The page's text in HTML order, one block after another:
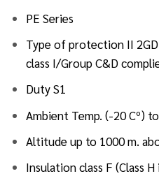
PE Series
Type of protection II
class I/Group C&D
Duty S1
Ambient Temp. (-20 Cº)
Altitude up to 1000 m.
Insulation class F (Class